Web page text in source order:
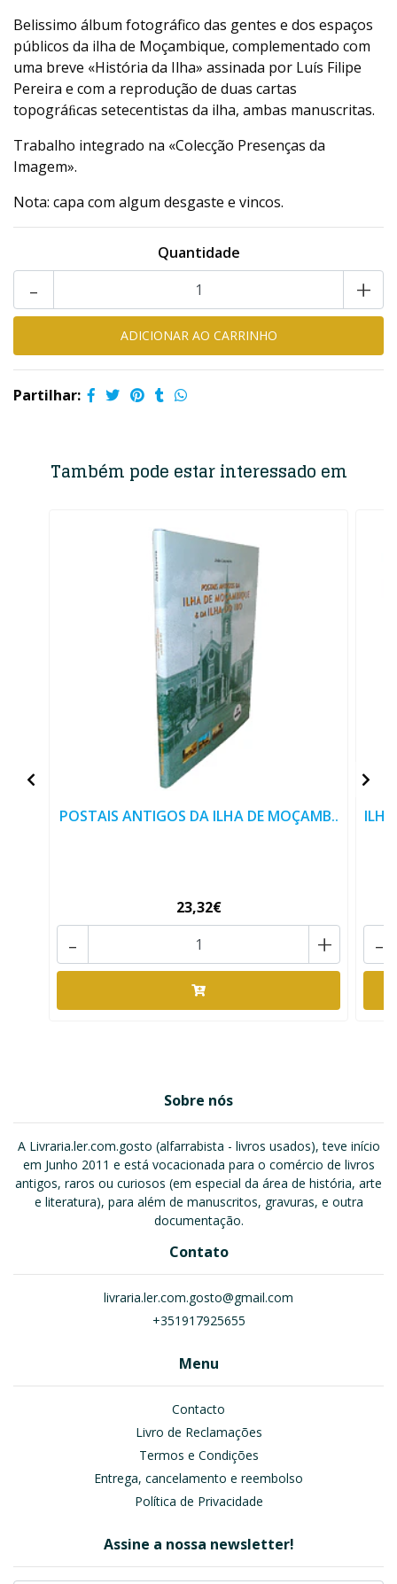
Belissimo álbum fotográfico das gentes e dos espaços
públicos da ilha de Moçambique, complementado com
uma breve «História da Ilha» assinada por Luís Filipe
Pereira e com a reprodução de duas cartas
topográﬁcas setecentistas da ilha, ambas manuscritas.
Trabalho integrado na «Colecção Presenças da
Imagem».
Nota: capa com algum desgaste e vincos.
Quantidade
+
-
Partilhar:
Também pode estar interessado em
POSTAIS ANTIGOS DA ILHA DE MOÇAMB..
23,32€
+
- -
Sobre nós
A Livraria.ler.com.gosto (alfarrabista - livros usados), teve início
em Junho 2011 e está vocacionada para o comércio de livros
antigos, raros ou curiosos (em especial da área de história, arte
e literatura), para além de manuscritos, gravuras, e outra
documentação.
Contato
livraria.ler.com.gosto@gmail.com
+351917925655
Menu
Contacto
Livro de Reclamações
Termos e Condições
Entrega, cancelamento e reembolso
Política de Privacidade
Assine a nossa newsletter!